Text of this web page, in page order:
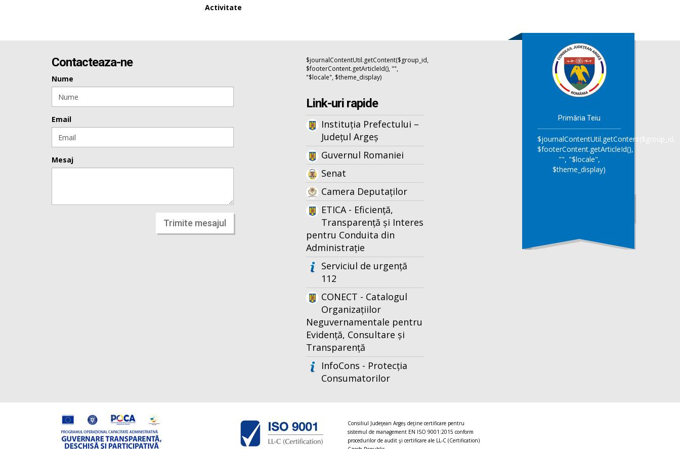
Activitate
Contacteaza-ne
Nume
Email
Mesaj
Trimite mesajul
$journalContentUtil.getContent($group_id,
$footerContent.getArticleId(), "",
"$locale", $theme_display)
Link-uri rapide
Instituția Prefectului –
Județul Argeș
Guvernul Romaniei
Senat
Camera Deputaților
ETICA - Eficiență,
Transparență și Interes
pentru Conduita din
Administrație
Serviciul de urgență
112
CONECT - Catalogul
Organizațiilor
Neguvernamentale pentru
Evidență, Consultare și
Transparență
InfoCons - Protecția
Consumatorilor
Primăria Teiu
$journalContentUtil.getContent($group_id,
$footerContent.getArticleId(),
"", "$locale",
$theme_display)
Consiliul Judeţean Argeș deţine certificare pentru
sistemul de management EN ISO 9001:2015 conform
procedurilor de audit şi certificare ale LL-C (Certification)